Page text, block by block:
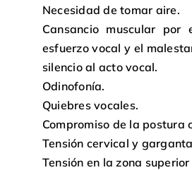
Necesidad de tomar aire.
Cansancio muscular por
esfuerzo vocal y el
silencio al acto vocal.
Odinofonía.
Quiebres vocales.
Compromiso de la postura
Tensión cervical y
Tensión en la zona